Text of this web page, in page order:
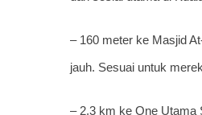
– 160 meter ke Masjid
jauh. Sesuai untuk
– 2.3 km ke One Utama